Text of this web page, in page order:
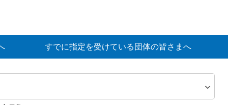
すでに指定を受けている団体の皆さまへ